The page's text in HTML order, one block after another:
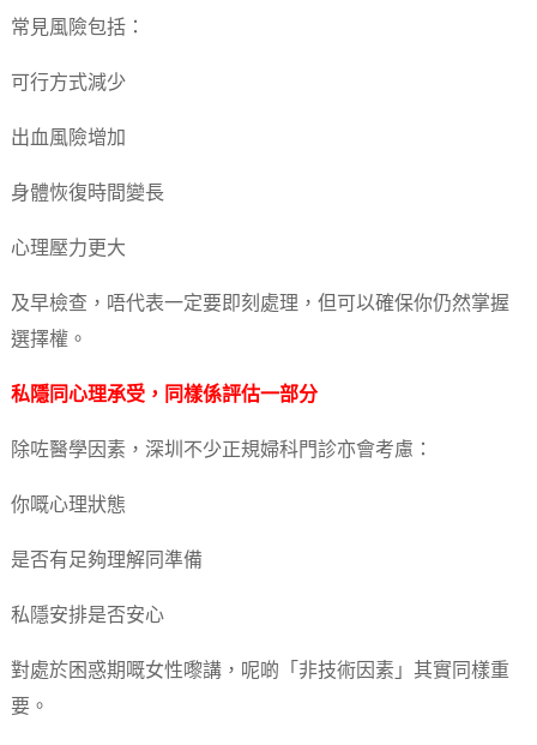
常見風險包括：
可行方式減少
出血風險增加
身體恢復時間變長
心理壓力更大
及早檢查，唔代表一定要即刻處理，但可以確保你仍然掌握
選擇權。
私隱同心理承受，同樣係評估一部分
除咗醫學因素，深圳不少正規婦科門診亦會考慮：
你嘅心理狀態
是否有足夠理解同準備
私隱安排是否安心
對處於困惑期嘅女性嚟講，呢啲「非技術因素」其實同樣重
要。